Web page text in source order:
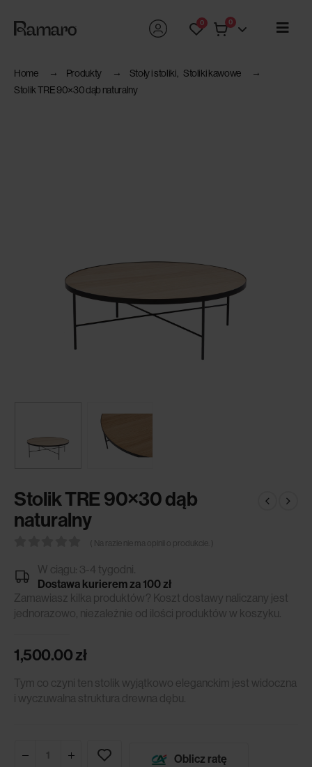
0 0
Home Produkty Stoły i stoliki
Stoliki kawowe
Stolik TRE 90×30 dąb naturalny
Stolik TRE 90×30 dąb
naturalny
( Na razie nie ma opinii o produkcie. )
W ciągu: 3-4 tygodni.
Dostawa kurierem za 100 zł
Zamawiasz kilka produktów? Koszt dostawy naliczany jest
jednorazowo, niezależnie od ilości produktów w koszyku.
1,500.00zł
Tym co czyni ten stolik wyjątkowo eleganckim jest widoczna
i wyczuwalna struktura drewna dębu.
Oblicz ratę